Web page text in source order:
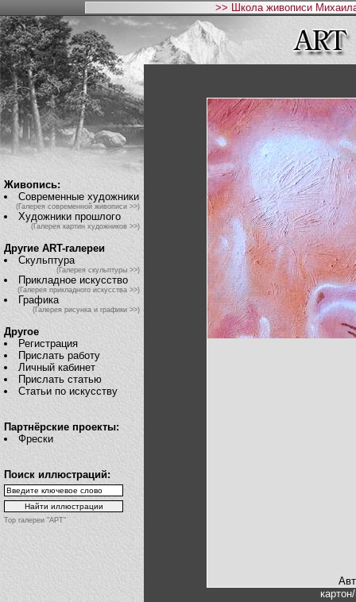
>> Школа живописи
Живопись:
Современные художники
(Галерея современной живописи >>)
Художники прошлого
(Галерея картин художников >>)
Другие ART-галереи
Скульптура
(Галерея скульптуры >>)
Прикладное искусство
(Галерея прикладного искусства >>)
Графика
(Галерея рисунка и графики >>)
Другое
Регистрация
Прислать работу
Личный кабинет
Прислать статью
Статьи по искусству
Партнёрские проекты:
Фрески
Поиск иллюстраций:
Top галереи "АРТ"